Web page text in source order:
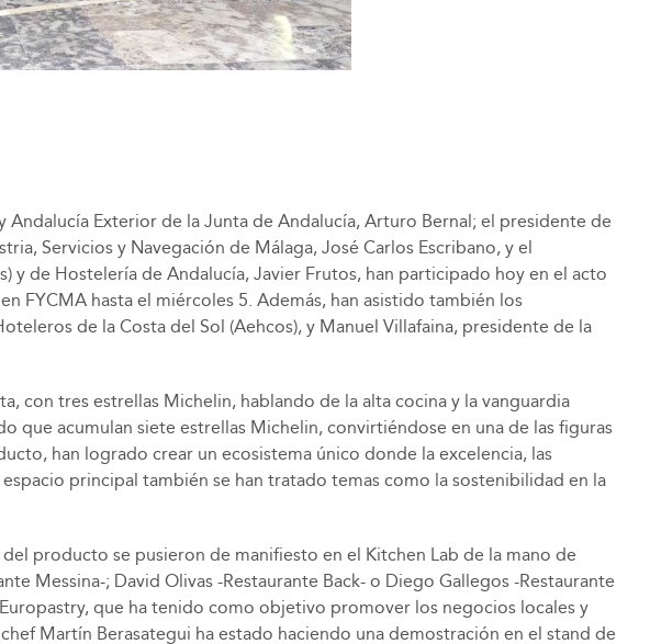
Andalucía Exterior de la Junta de Andalucía, Arturo Bernal; el presidente de
Servicios y Navegación de Málaga, José Carlos Escribano, y el
de Hostelería de Andalucía, Javier Frutos, han participado hoy en el acto
FYCMA hasta el miércoles 5. Además, han asistido también los
de la Costa del Sol (Aehcos), y Manuel Villafaina, presidente de la
con tres estrellas Michelin, hablando de la alta cocina y la vanguardia
acumulan siete estrellas Michelin, convirtiéndose en una de las figuras
han logrado crear un ecosistema único donde la excelencia, las
principal también se han tratado temas como la sostenibilidad en la
producto se pusieron de manifiesto en el Kitchen Lab de la mano de
Messina-; David Olivas -Restaurante Back- o Diego Gallegos -Restaurante
que ha tenido como objetivo promover los negocios locales y
Martín Berasategui ha estado haciendo una demostración en el stand de